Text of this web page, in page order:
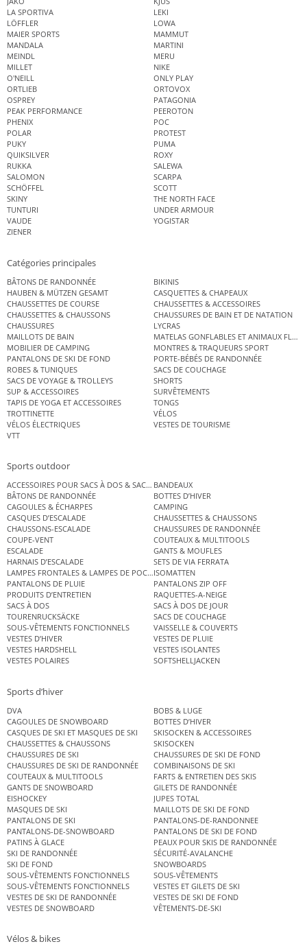
LA SPORTIVA
LEKI
LÖFFLER
LOWA
MAIER SPORTS
MAMMUT
MANDALA
MARTINI
MEINDL
MERU
MILLET
NIKE
O'NEILL
ONLY PLAY
ORTLIEB
ORTOVOX
OSPREY
PATAGONIA
PEAK PERFORMANCE
PEEROTON
PHENIX
POC
POLAR
PROTEST
PUKY
PUMA
QUIKSILVER
ROXY
RUKKA
SALEWA
SALOMON
SCARPA
SCHÖFFEL
SCOTT
SKINY
THE NORTH FACE
TUNTURI
UNDER ARMOUR
VAUDE
YOGISTAR
ZIENER
Catégories principales
BÂTONS DE RANDONNÉE
BIKINIS
HAUBEN & MÜTZEN GESAMT
CASQUETTES & CHAPEAUX
CHAUSSETTES DE COURSE
CHAUSSETTES & ACCESSOIRES
CHAUSSETTES & CHAUSSONS
CHAUSSURES DE BAIN ET DE NATATION
CHAUSSURES
LYCRAS
MAILLOTS DE BAIN
MATELAS GONFLABLES ET ANIMAUX
MOBILIER DE CAMPING
MONTRES & TRAQUEURS SPORT
PANTALONS DE SKI DE FOND
PORTE-BÉBÉS DE RANDONNÉE
ROBES & TUNIQUES
SACS DE COUCHAGE
SACS DE VOYAGE & TROLLEYS
SHORTS
SUP & ACCESSOIRES
SURVÊTEMENTS
TAPIS DE YOGA ET ACCESSOIRES
TONGS
TROTTINETTE
VÉLOS
VÉLOS ÉLECTRIQUES
VESTES DE TOURISME
VTT
Sports outdoor
ACCESSOIRES POUR SACS À DOS & SACS ÉTANCHES
BANDEAUX
BÂTONS DE RANDONNÉE
BOTTES D’HIVER
CAGOULES & ÉCHARPES
CAMPING
CASQUES D’ESCALADE
CHAUSSETTES & CHAUSSONS
CHAUSSONS-ESCALADE
CHAUSSURES DE RANDONNÉE
COUPE-VENT
COUTEAUX & MULTITOOLS
ESCALADE
GANTS & MOUFLES
HARNAIS D’ESCALADE
SETS DE VIA FERRATA
LAMPES FRONTALES & LAMPES DE POCHEISOMATTEN
PANTALONS DE PLUIE
PANTALONS ZIP OFF
PRODUITS D’ENTRETIEN
RAQUETTES-A-NEIGE
SACS À DOS
SACS À DOS DE JOUR
TOURENRUCKSÄCKE
SACS DE COUCHAGE
SOUS-VÊTEMENTS FONCTIONNELS
VAISSELLE & COUVERTS
VESTES D’HIVER
VESTES DE PLUIE
VESTES HARDSHELL
VESTES ISOLANTES
VESTES POLAIRES
SOFTSHELLJACKEN
Sports d’hiver
DVA
BOBS & LUGE
CAGOULES DE SNOWBOARD
BOTTES D’HIVER
CASQUES DE SKI ET MASQUES DE SKI
SKISOCKEN & ACCESSOIRES
CHAUSSETTES & CHAUSSONS
SKISOCKEN
CHAUSSURES DE SKI
CHAUSSURES DE SKI DE FOND
CHAUSSURES DE SKI DE RANDONNÉE
COMBINAISONS DE SKI
COUTEAUX & MULTITOOLS
FARTS & ENTRETIEN DES SKIS
GANTS DE SNOWBOARD
GILETS DE RANDONNÉE
EISHOCKEY
JUPES TOTAL
MASQUES DE SKI
MAILLOTS DE SKI DE FOND
PANTALONS DE SKI
PANTALONS-DE-RANDONNEE
PANTALONS-DE-SNOWBOARD
PANTALONS DE SKI DE FOND
PATINS À GLACE
PEAUX POUR SKIS DE RANDONNÉE
SKI DE RANDONNÉE
SÉCURITÉ-AVALANCHE
SKI DE FOND
SNOWBOARDS
SOUS-VÊTEMENTS FONCTIONNELS
SOUS-VÊTEMENTS
SOUS-VÊTEMENTS FONCTIONNELS
VESTES ET GILETS DE SKI
VESTES DE SKI DE RANDONNÉE
VESTES DE SKI DE FOND
VESTES DE SNOWBOARD
VÊTEMENTS-DE-SKI
Vélos & bikes